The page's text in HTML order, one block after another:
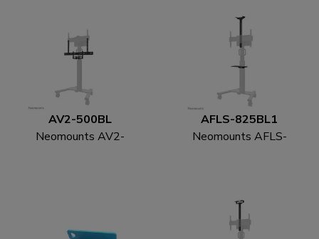
AV2-500BL
Neomounts AV2-
AFLS-825BL1
Neomounts AFLS-